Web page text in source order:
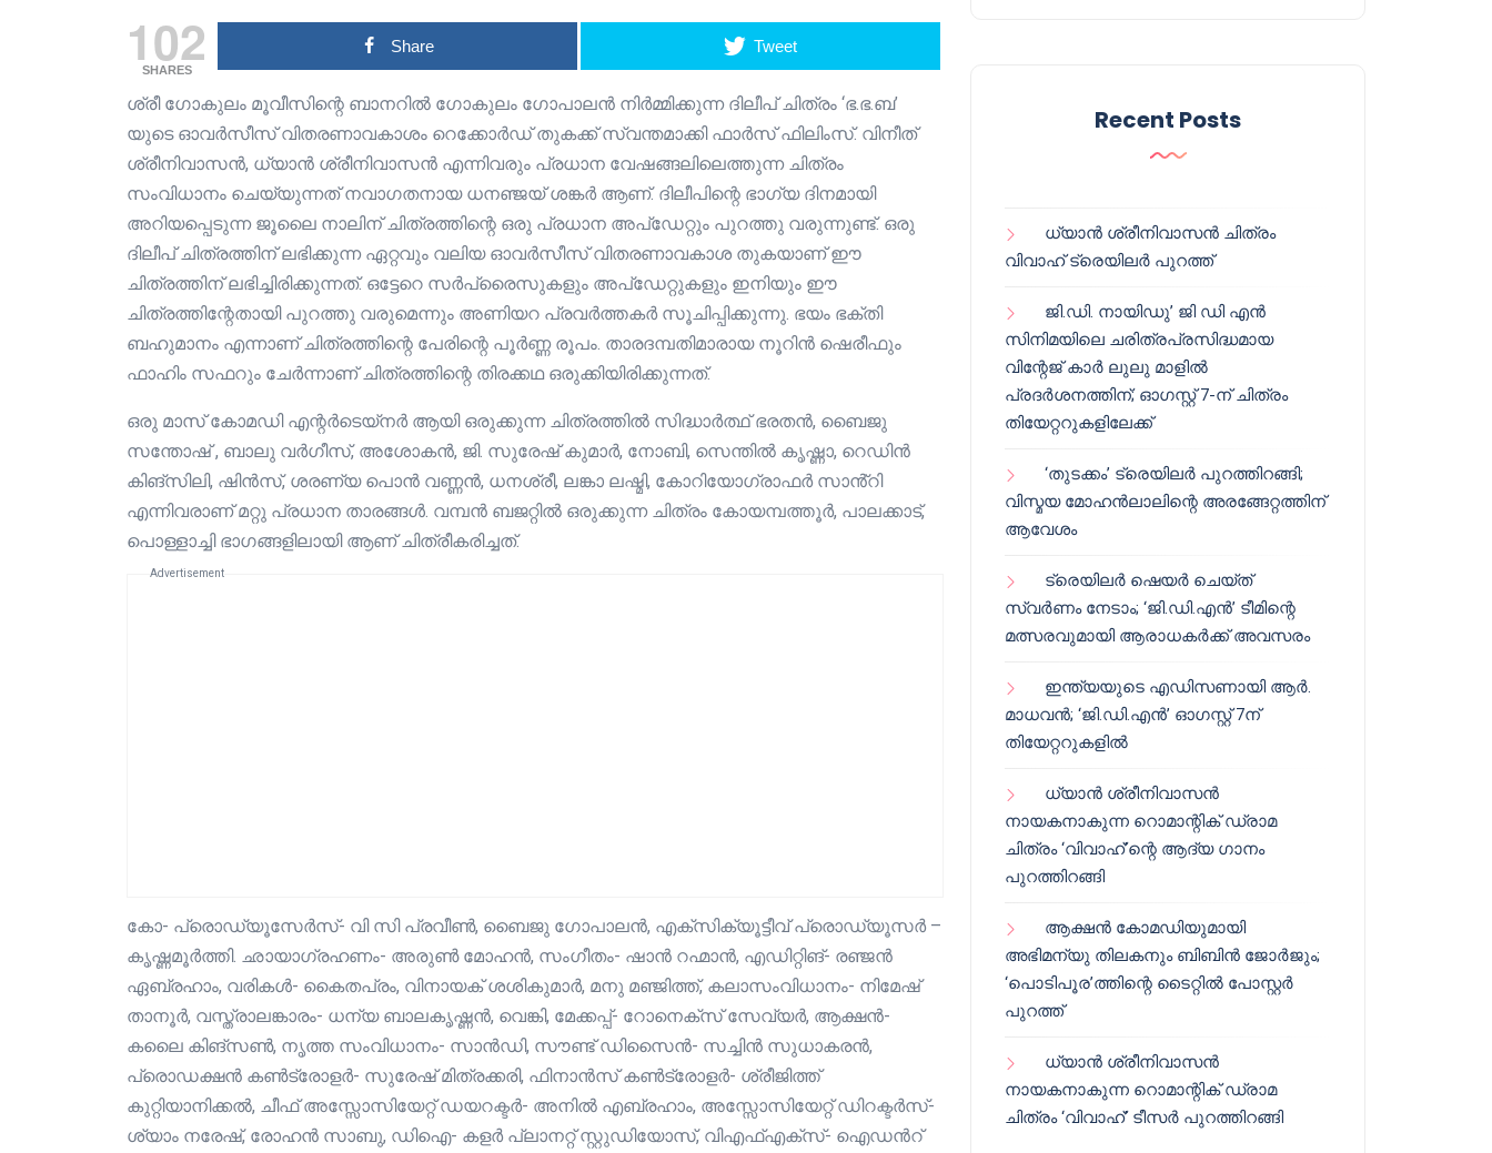
102
SHARES
Share Tweet
ശ്രീ ഗോകുലം മൂവീസിന്റെ ബാനറിൽ ഗോകുലം ഗോപാലൻ നിർമ്മിക്കുന്ന ദിലീപ് ചിത്രം ‘ഭ.ഭ.ബ’
യുടെ ഓവർസീസ് വിതരണാവകാശം റെക്കോർഡ് തുകക്ക് സ്വന്തമാക്കി ഫാർസ് ഫിലിംസ്. വിനീത്
ശ്രീനിവാസൻ, ധ്യാൻ ശ്രീനിവാസൻ എന്നിവരും പ്രധാന വേഷങ്ങലിലെത്തുന്ന ചിത്രം
സംവിധാനം ചെയ്യുന്നത് നവാഗതനായ ധനഞ്ജയ് ശങ്കർ ആണ്. ദിലീപിന്റെ ഭാഗ്യ ദിനമായി
അറിയപ്പെടുന്ന ജൂലൈ നാലിന് ചിത്രത്തിന്റെ ഒരു പ്രധാന അപ്‌ഡേറ്റും പുറത്തു വരുന്നുണ്ട്. ഒരു
ദിലീപ് ചിത്രത്തിന് ലഭിക്കുന്ന ഏറ്റവും വലിയ ഓവർസീസ് വിതരണാവകാശ തുകയാണ് ഈ
ചിത്രത്തിന് ലഭിച്ചിരിക്കുന്നത്. ഒട്ടേറെ സർപ്രൈസുകളും അപ്‌ഡേറ്റുകളും ഇനിയും ഈ
ചിത്രത്തിന്റേതായി പുറത്തു വരുമെന്നും അണിയറ പ്രവർത്തകർ സൂചിപ്പിക്കുന്നു. ഭയം ഭക്തി
ബഹുമാനം എന്നാണ് ചിത്രത്തിന്റെ പേരിന്റെ പൂർണ്ണ രൂപം. താരദമ്പതിമാരായ നൂറിൻ ഷെരീഫും
ഫാഹിം സഫറും ചേർന്നാണ് ചിത്രത്തിന്റെ തിരക്കഥ ഒരുക്കിയിരിക്കുന്നത്.
ഒരു മാസ് കോമഡി എന്റർടെയ്നർ ആയി ഒരുക്കുന്ന ചിത്രത്തിൽ സിദ്ധാർത്ഥ് ഭരതൻ, ബൈജു
സന്തോഷ് , ബാലു വർഗീസ്, അശോകൻ, ജി. സുരേഷ് കുമാർ, നോബി, സെന്തിൽ കൃഷ്ണാ, റെഡിൻ
കിങ്‌സിലി, ഷിൻസ്, ശരണ്യ പൊൻ വണ്ണൻ, ധനശ്രീ, ലങ്കാ ലഷ്മി, കോറിയോഗ്രാഫർ സാൻ്റി
എന്നിവരാണ് മറ്റു പ്രധാന താരങ്ങൾ. വമ്പൻ ബജറ്റിൽ ഒരുക്കുന്ന ചിത്രം കോയമ്പത്തൂർ, പാലക്കാട്,
പൊള്ളാച്ചി ഭാഗങ്ങളിലായി ആണ് ചിത്രീകരിച്ചത്.
Advertisement
കോ- പ്രൊഡ്യൂസേര്‍സ്- വി സി പ്രവീണ്‍, ബൈജു ഗോപാലൻ, എക്‌സിക്യൂട്ടീവ് പ്രൊഡ്യൂസര്‍ –
കൃഷ്ണമൂര്‍ത്തി. ഛായാഗ്രഹണം- അരുൺ മോഹൻ, സംഗീതം- ഷാൻ റഹ്മാൻ, എഡിറ്റിങ്- രഞ്ജൻ
ഏബ്രഹാം, വരികൾ- കൈതപ്രം, വിനായക് ശശികുമാർ, മനു മഞ്ജിത്ത്, കലാസംവിധാനം- നിമേഷ്
താനൂർ, വസ്ത്രാലങ്കാരം- ധന്യ ബാലകൃഷ്ണൻ, വെങ്കി, മേക്കപ്പ്- റോനെക്‌സ് സേവ്യർ, ആക്ഷൻ-
കലൈ കിങ്‌സൺ, നൃത്ത സംവിധാനം- സാൻഡി, സൗണ്ട് ഡിസൈൻ- സച്ചിൻ സുധാകരൻ,
പ്രൊഡക്ഷൻ കൺട്രോളർ- സുരേഷ് മിത്രക്കരി, ഫിനാൻസ് കൺട്രോളർ- ശ്രീജിത്ത്
കുറ്റിയാനിക്കൽ, ചീഫ് അസ്സോസിയേറ്റ് ഡയറക്ടർ- അനിൽ എബ്രഹാം, അസ്സോസിയേറ്റ് ഡിറക്ടർസ്-
ശ്യാം നരേഷ്, രോഹൻ സാബു, ഡിഐ- കളർ പ്ലാനറ്റ് സ്റ്റുഡിയോസ്, വിഎഫ്എക്സ്- ഐഡൻറ്
Recent Posts
ധ്യാൻ ശ്രീനിവാസൻ ചിത്രം
വിവാഹ് ട്രെയിലർ പുറത്ത്
ജി.ഡി. നായിഡു’ ജി ഡി എൻ
സിനിമയിലെ ചരിത്രപ്രസിദ്ധമായ
വിന്റേജ് കാർ ലുലു മാളിൽ
പ്രദർശനത്തിന്; ഓഗസ്റ്റ് 7-ന് ചിത്രം
തിയേറ്ററുകളിലേക്ക്
‘തുടക്കം’ ട്രെയിലർ പുറത്തിറങ്ങി;
വിസ്മയ മോഹൻലാലിന്റെ അരങ്ങേറ്റത്തിന്
ആവേശം
ട്രെയിലർ ഷെയർ ചെയ്‌ത്
സ്വർണം നേടാം; ‘ജി.ഡി.എൻ’ ടീമിന്റെ
മത്സരവുമായി ആരാധകർക്ക് അവസരം
ഇന്ത്യയുടെ എഡിസണായി ആർ.
മാധവൻ; ‘ജി.ഡി.എൻ’ ഓഗസ്റ്റ് 7ന്
തിയേറ്ററുകളിൽ
ധ്യാൻ ശ്രീനിവാസൻ
നായകനാകുന്ന റൊമാന്റിക് ഡ്രാമ
ചിത്രം ‘വിവാഹ്’ന്റെ ആദ്യ ഗാനം
പുറത്തിറങ്ങി
ആക്ഷൻ കോമഡിയുമായി
അഭിമന്യു തിലകനും ബിബിൻ ജോർജും;
‘പൊടിപൂര’ത്തിന്റെ ടൈറ്റിൽ പോസ്റ്റർ
പുറത്ത്
ധ്യാൻ ശ്രീനിവാസൻ
നായകനാകുന്ന റൊമാന്റിക് ഡ്രാമ
ചിത്രം ‘വിവാഹ്’ ടീസർ പുറത്തിറങ്ങി